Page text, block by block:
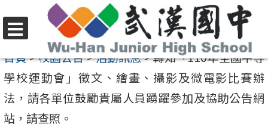
至
要
內
容
選
單
首頁>校園公告>活動訊息>轉知「110年全國中等
學校運動會」徵文、繪畫、攝影及微電影比賽辦
法，請各單位鼓勵貴屬人員踴躍參加及協助公告網
站，請查照。